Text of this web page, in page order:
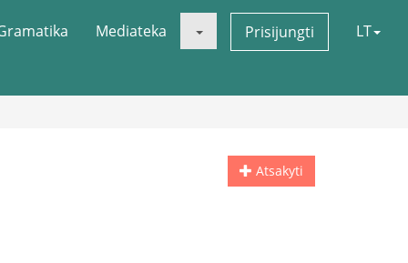
Mediateka Prisijungti LT
Atsakyti